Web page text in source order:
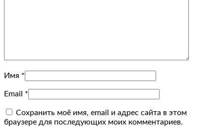
Имя *
Email *
Сохранить моё имя, email и адрес сайта в этом
браузере для последующих моих комментариев.